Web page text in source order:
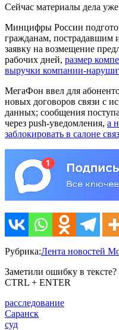
Сейчас материалы дела
Минцифры России
гражданам, пострадавшим
заявку на возмещение
рабочих дней, размер
выручки компании-
МегаФон ввел для
новых договоров связи с
данных; сообщения
через push-уведомления, а
заблокировать в салоне
Рубрика:Лента новостей
Заметили ошибку в
CTRL + ENTER
расследование
Саранск
суд